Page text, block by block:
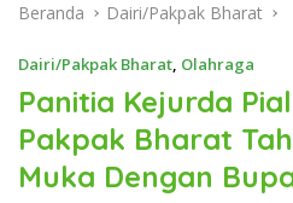
Beranda Dairi/Pakpak Bharat
Dairi/Pakpak Bharat, Olahraga
Panitia Kejurda
Pakpak Bharat
Muka Dengan